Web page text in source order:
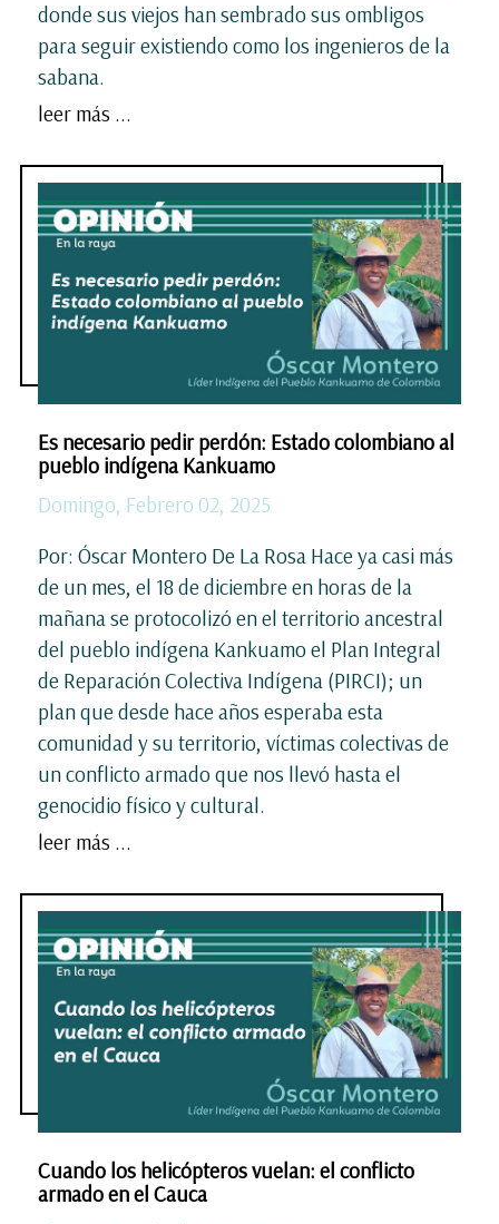
donde sus viejos han sembrado sus ombligos
para seguir existiendo como los ingenieros de la
sabana.
leer más ...
Es necesario pedir perdón: Estado colombiano al
pueblo indígena Kankuamo
Domingo, Febrero 02, 2025
Por: Óscar Montero De La Rosa Hace ya casi más
de un mes, el 18 de diciembre en horas de la
mañana se protocolizó en el territorio ancestral
del pueblo indígena Kankuamo el Plan Integral
de Reparación Colectiva Indígena (PIRCI); un
plan que desde hace años esperaba esta
comunidad y su territorio, víctimas colectivas de
un conflicto armado que nos llevó hasta el
genocidio físico y cultural.
leer más ...
Cuando los helicópteros vuelan: el conflicto
armado en el Cauca